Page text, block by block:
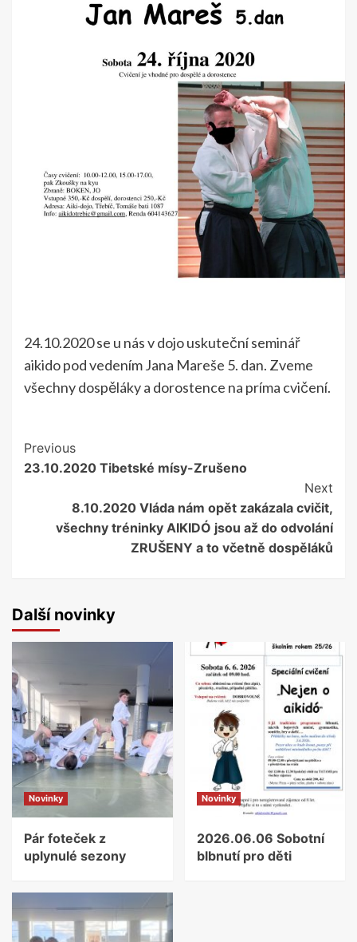
24.10.2020 se u nás v dojo uskuteční seminář
aikido pod vedením Jana Mareše 5. dan. Zveme
všechny dospěláky a dorostence na príma cvičení.
Continue
Reading
Previous
23.10.2020 Tibetské mísy-Zrušeno
Next
8.10.2020 Vláda nám opět zakázala cvičit,
všechny tréninky AIKIDÓ jsou až do odvolání
ZRUŠENY a to včetně dospěláků
Další novinky
Novinky
Pár foteček z
uplynulé sezony
Novinky
2026.06.06 Sobotní
blbnutí pro děti